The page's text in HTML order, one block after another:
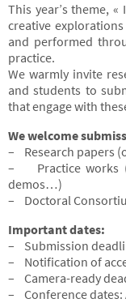
This year’s theme,
creative
and performed
practice.
We warmly invite
and students to
that engage with
We welcome
– Research papers
– Practice works
demos…)
– Doctoral
Important dates:
– Submission
– Notification of
– Camera-ready
– Conference dates: